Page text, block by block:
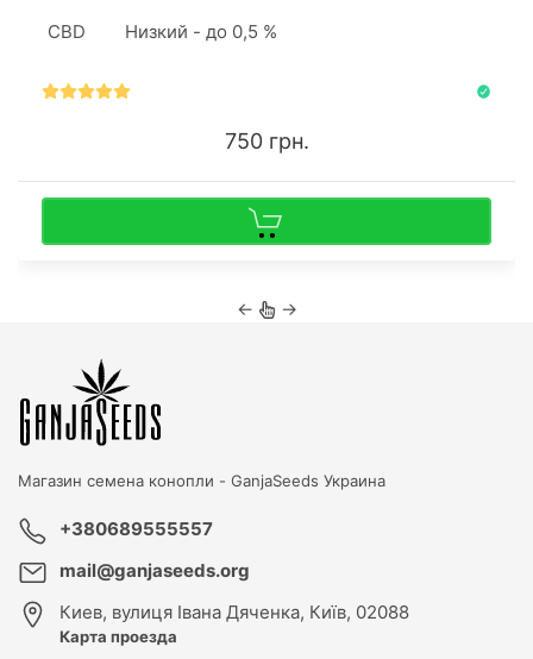
CBD Низкий - до 0,5 %
750 грн.
← →
Магазин семена конопли - GanjaSeeds Украина
+380689555557
mail@ganjaseeds.org
Киев, вулиця Івана Дяченка, Київ, 02088
Карта проезда